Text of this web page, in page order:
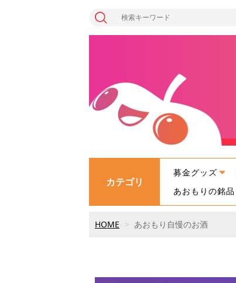
カテゴリ
募金グッズ
あおもりの銘品
HOME あおもり自慢のお酒